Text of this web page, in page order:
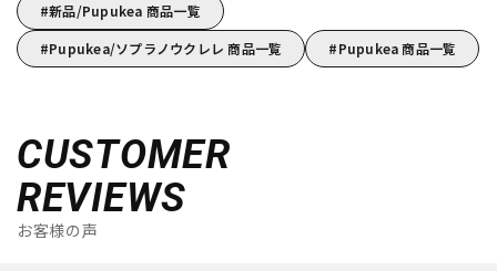
新品/Pupukea 商品一覧
Pupukea/ソプラノウクレレ 商品一覧
Pupukea 商品一覧
CUSTOMER
REVIEWS
お客様の声